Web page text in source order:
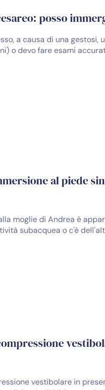
posso
a causa di una gestosi,
o devo fare esami
al piede
moglie di Andrea è
subacquea o c'è
vestibolare in